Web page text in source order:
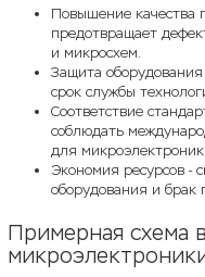
Повышение качества
предотвращает
и микросхем.
Защита оборудования
срок службы
Соответствие
соблюдать
для
Экономия ресурсов -
оборудования и брак
Примерная схема